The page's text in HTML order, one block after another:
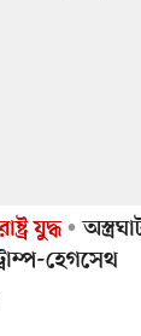
যুদ্ধ
হেগসেথ